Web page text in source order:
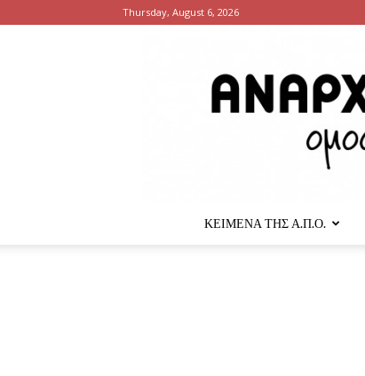
Thursday, August 6, 2026
ΚΕΙΜΕΝΑ ΤΗΣ Α.Π.Ο.